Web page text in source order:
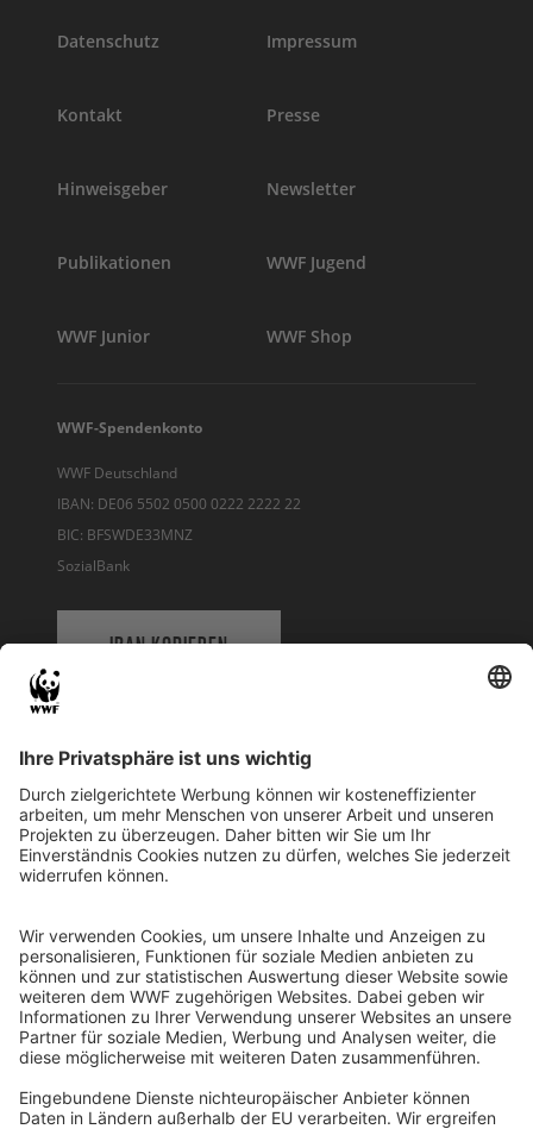
Datenschutz Impressum
Kontakt Presse
Hinweisgeber Newsletter
Publikationen WWF Jugend
WWF Junior WWF Shop
WWF-Spendenkonto
WWF Deutschland
IBAN: DE06 5502 0500 0222 2222 22
BIC: BFSWDE33MNZ
SozialBank
IBAN KOPIEREN
WWF Deutschland
Reinhardtstr. 18
10117 Berlin
Ihre Spende kann steuerlich geltend gemacht werden
Registriert als Stiftung WWF Deutschland, Senatsverwaltung für
Justiz Berlin, Az: 3416/976/2
Umsatzsteuer-Identifikationsnummer: DE 114236103
Freistellungsbescheid: Als gemeinnützige Körperschaft befreit
von der Körperschaftssteuer gem. §5 I 9 KStg. unter der